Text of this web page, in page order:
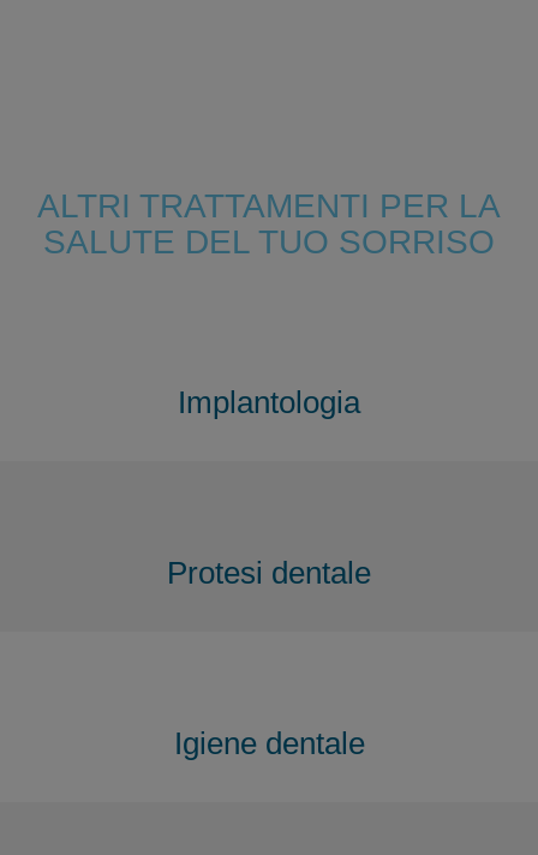
ALTRI TRATTAMENTI PER LA
SALUTE DEL TUO SORRISO
Implantologia
Protesi dentale
Igiene dentale